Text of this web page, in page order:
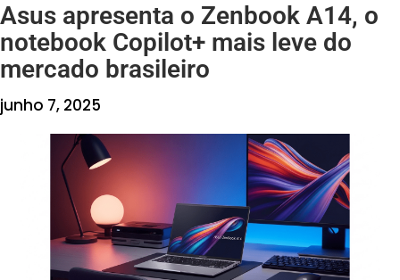
Asus apresenta o Zenbook A14, o
notebook Copilot+ mais leve do
mercado brasileiro
junho 7, 2025